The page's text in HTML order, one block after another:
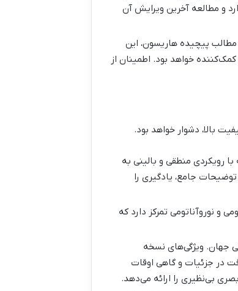
و مطالعه آخرین ویرایش آن
پیچیده هاریسون، این
خواهد بود. اطمینان از
بالا، دشوار خواهد بود.
با رویکردی منطقی و بالینی به
جامع، یادگیری را
و نوروآناتومی تمرکز دارد که
جهان. ویژگی‌های نسخه
در جزئیات و گاهی اوقات
بی‌نظیری را ارائه می‌دهد.